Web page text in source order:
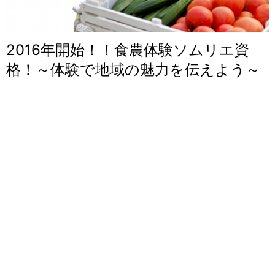
2016年開始！！食農体験ソムリエ資
格！～体験で地域の魅力を伝えよう～